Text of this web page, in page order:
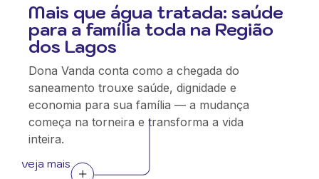
Mais que água tratada: saúde
para a família toda na Região
dos Lagos
Dona Vanda conta como a chegada do
saneamento trouxe saúde, dignidade e
economia para sua família — a mudança
começa na torneira e transforma a vida
inteira.
veja mais